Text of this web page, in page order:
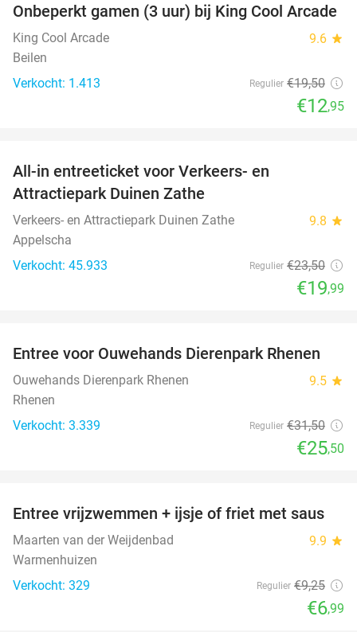
34%
Onbeperkt gamen (3 uur) bij King Cool Arcade
King Cool Arcade 9.6 star
Beilen
Verkocht: 1.413
Regulier €19,50
€12,95
All-in entreeticket voor Verkeers- en
Attractiepark Duinen Zathe
Verkeers- en Attractiepark Duinen Zathe 9.8 star
Appelscha
Verkocht: 45.933
Regulier €23,50
€19,99
19%
Entree voor Ouwehands Dierenpark Rhenen
Ouwehands Dierenpark Rhenen 9.5 star
Rhenen
Verkocht: 3.339
Regulier €31,50
€25,50
24%
Entree vrijzwemmen + ijsje of friet met saus
Maarten van der Weijdenbad 9.9 star
Warmenhuizen
Verkocht: 329
Regulier €9,25
€6,99